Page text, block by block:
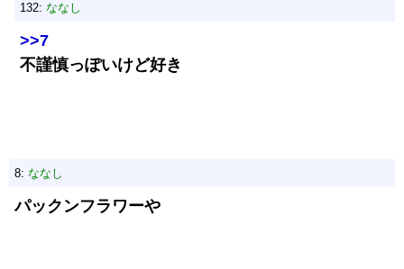
132: ななし
>>7
不謹慎っぽいけど好き
8: ななし
パックンフラワーや